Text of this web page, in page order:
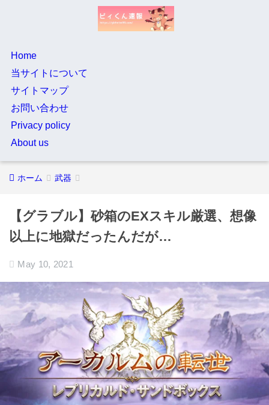
Home
当サイトについて
サイトマップ
お問い合わせ
Privacy policy
About us
ホーム 武器
【グラブル】砂箱のEXスキル厳選、想像
以上に地獄だったんだが…
May 10, 2021